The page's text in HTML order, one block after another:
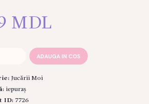
MDL
ADAUGA IN COS
Jucării Moi
iepuraș
ID: 7726